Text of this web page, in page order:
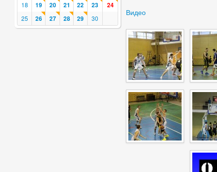
18
19 20 21 22 23 24
25 26 27 28 29 30
Видео